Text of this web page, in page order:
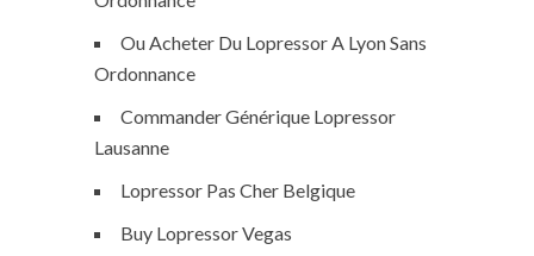
Ou Acheter Du Lopressor A Lyon Sans
Ordonnance
Commander Générique Lopressor
Lausanne
Lopressor Pas Cher Belgique
Buy Lopressor Vegas